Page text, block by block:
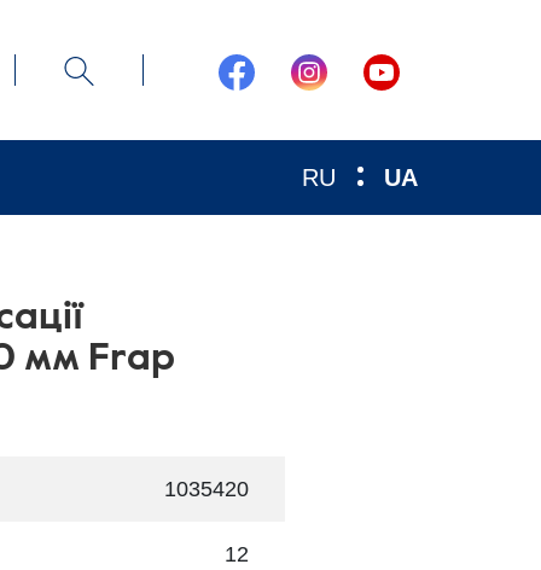
RU UA
мм Frap
1035420
12